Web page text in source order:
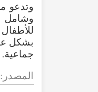
وتدعو
وشامل
بشكل
جماعية.
المصدر: thenational